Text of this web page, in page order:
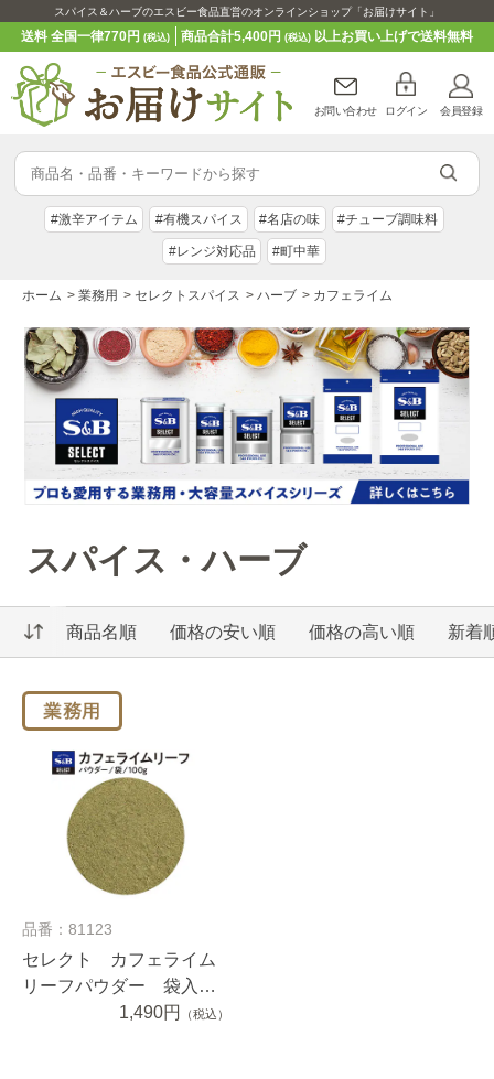
スパイス＆ハーブのエスビー食品直営のオンラインショップ「お届けサイト」
送料 全国一律770円(税込) 商品合計5,400円 (税込)以上お買い上げで送料無料
お問い合わせ ログイン 会員登録
#激辛アイテム #有機スパイス #名店の味 #チューブ調味料
#レンジ対応品 #町中華
ホーム > 業務用 > セレクトスパイス > ハーブ > カフェライム
スパイス・ハーブ
商品名順 価格の安い順 価格の高い順 新着
品番：81123
セレクト カフェライム
リーフパウダー 袋入
り １００ｇ1,490円 （税込）